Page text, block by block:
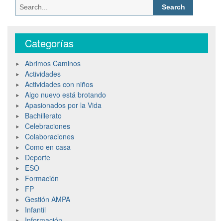
Categorías
Abrimos Caminos
Actividades
Actividades con niños
Algo nuevo está brotando
Apasionados por la Vida
Bachillerato
Celebraciones
Colaboraciones
Como en casa
Deporte
ESO
Formación
FP
Gestión AMPA
Infantil